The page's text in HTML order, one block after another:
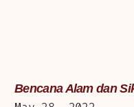
Bencana Alam dan